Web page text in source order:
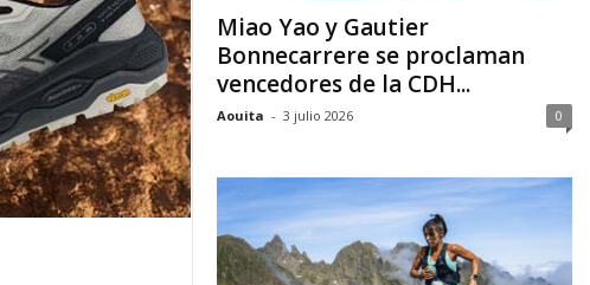
Miao Yao y Gautier
Bonnecarrere se proclaman
vencedores de la CDH...
Aouita - 3 julio 2026 0